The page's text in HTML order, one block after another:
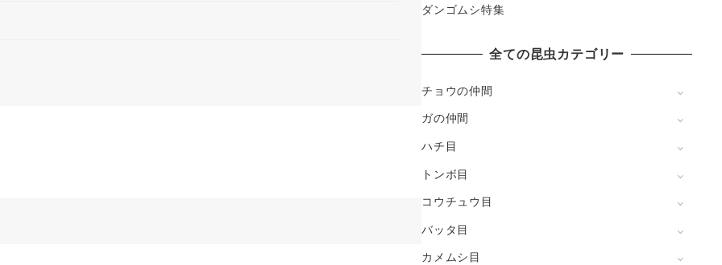
ダンゴムシ特集
全ての昆虫カテゴリー
チョウの仲間
ガの仲間
ハチ目
トンボ目
コウチュウ目
バッタ目
カメムシ目